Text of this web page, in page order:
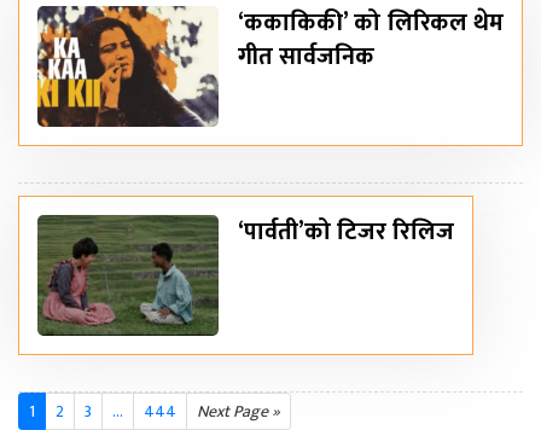
‘ककाकिकी’ को लिरिकल थेम
गीत सार्वजनिक
‘पार्वती’को टिजर रिलिज
1 2 3 ... 444 Next Page »